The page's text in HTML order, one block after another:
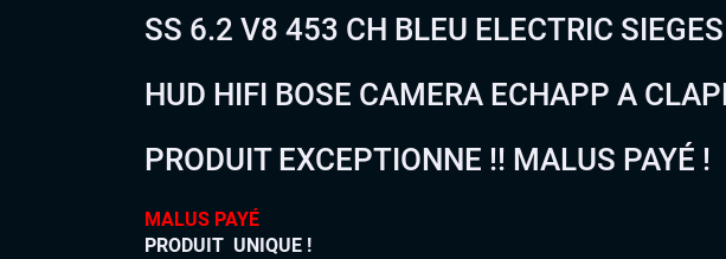
SS 6.2 V8 453 CH BLEU ELECTRIC
HUD HIFI BOSE CAMERA ECHAPP A
PRODUIT EXCEPTIONNE !! MALUS PAYÉ !
MALUS PAYÉ
PRODUIT UNIQUE !